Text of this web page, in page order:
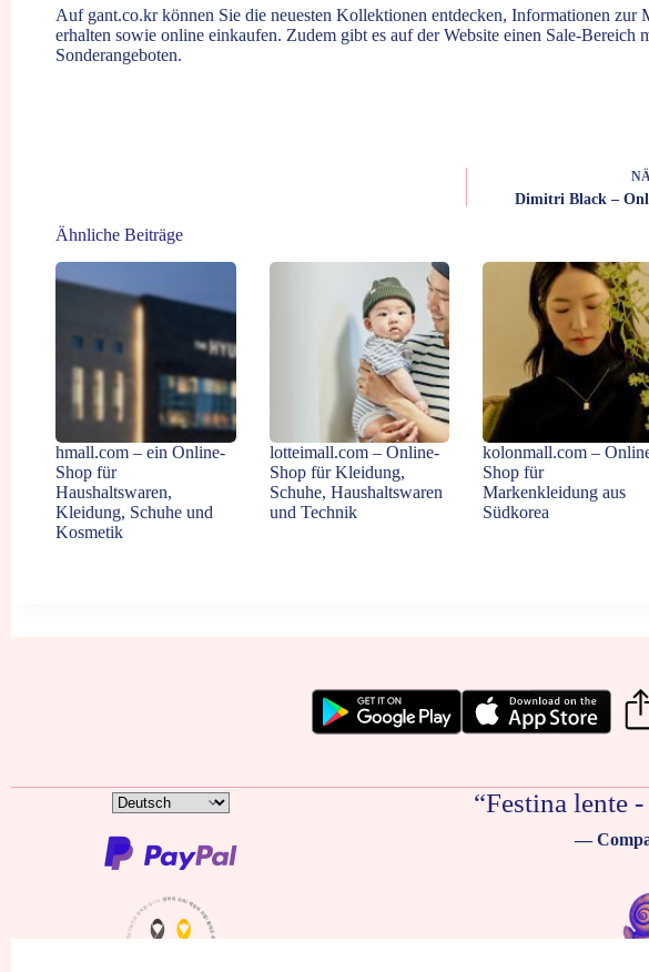
Auf gant.co.krkönnen Sie die neuesten Kollektionen entdecken, Informationen zur
erhalten sowie online einkaufen. Zudem gibt es auf der Website einen Sale-Bereich
Sonderangeboten.
Dimitri Black –
Ähnliche Beiträge
hmall.com – ein Online-
Shop für
Haushaltswaren,
Kleidung, Schuhe und
Kosmetik
lotteimall.com – Online-
Shop für Kleidung,
Schuhe, Haushaltswaren
und Technik
kolonmall.com –
Shop für
Markenkleidung aus
Südkorea
Sprache
auswählen
“Festina lente
—